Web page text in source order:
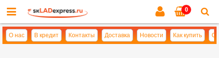
0
О нас В кредит Контакты Доставка Новости Как купить